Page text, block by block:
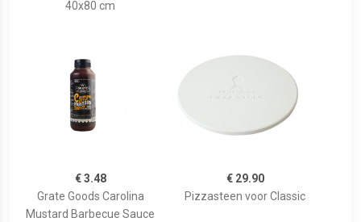
40x80 cm
€ 3.48
Grate Goods Carolina
Mustard Barbecue Sauce
€ 29.90
Pizzasteen voor Classic